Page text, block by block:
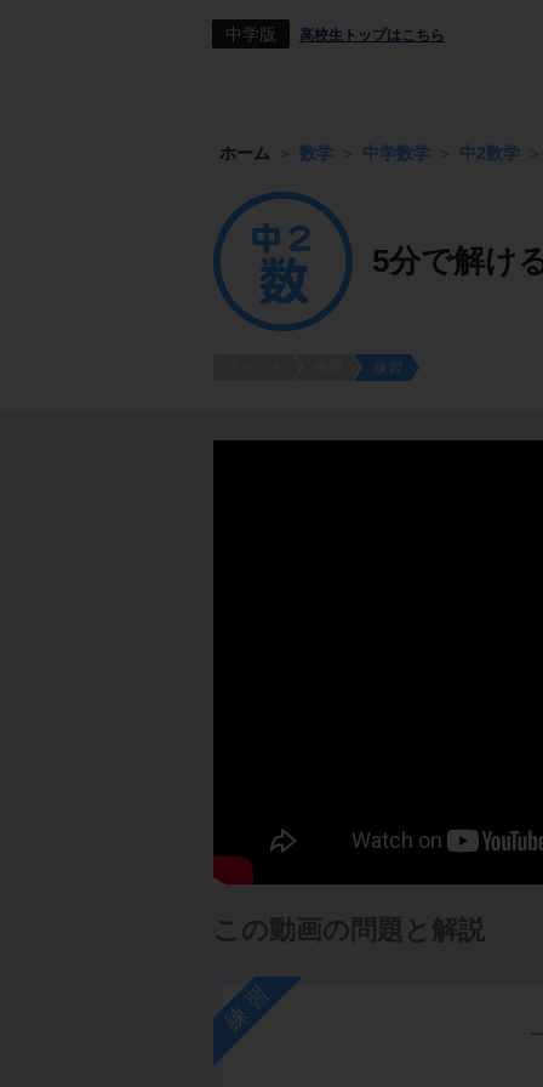
中学版 高校生トップはこちら
ホーム 数学 中学数学 中2数学
5分で解け
練習
この動画の問題と解説
練習